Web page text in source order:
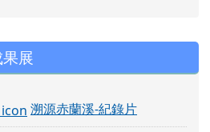
展
溯源赤蘭溪-紀錄片